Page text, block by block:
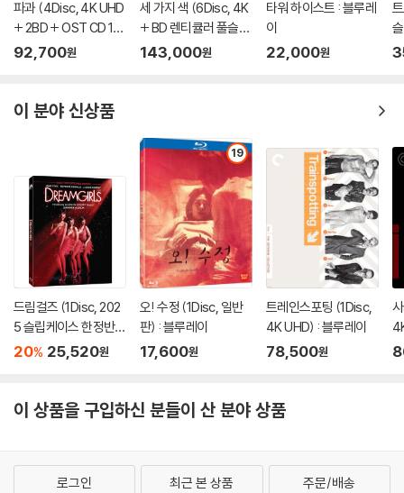
파과 (4Disc, 4K UHD
+ 2BD + OST CD 15
00장 한정 스틸북 한정
92,700원
세 가지 색 (6Disc, 4K
+ BD 렌티큘러 풀슬립
트릴로지 박스 한정판)
143,000원
타워 하이스트 : 블루레
이
22,000원
이
이 분야 신상품
드림걸즈 (1Disc, 202
5 슬립케이스 한정반 B
D) : 블루레이
20% 25,520원
19
오! 수정 (1Disc, 일반
판) : 블루레이
17,600원
트레인스포팅 (1Disc,
4K UHD) : 블루레이
78,500원
이 상품을 구입하신 분들이 산 분야 상품
로그인 최근 본 상품 주문/배송